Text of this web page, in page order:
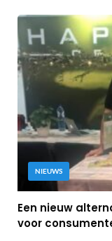
NIEUWS
Een nieuw
voor